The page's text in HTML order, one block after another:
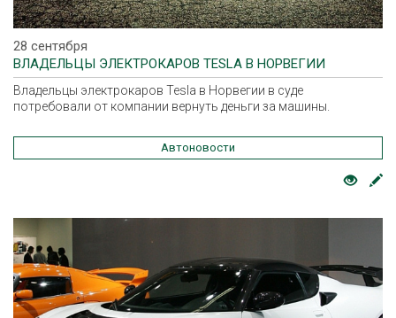
28 сентября
ВЛАДЕЛЬЦЫ ЭЛЕКТРОКАРОВ TESLA В НОРВЕГИИ
Владельцы электрокаров Tesla в Норвегии в суде
потребовали от компании вернуть деньги за машины.
Автоновости